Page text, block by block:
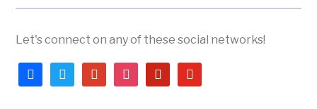
Let's connect on any of these social networks!
facebooktwitter google instagrampinterestyoutube